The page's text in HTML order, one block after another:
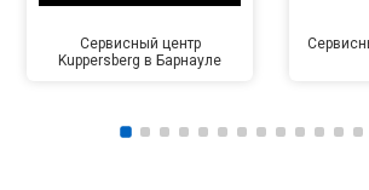
Сервисный центр
Kuppersberg в Барнауле